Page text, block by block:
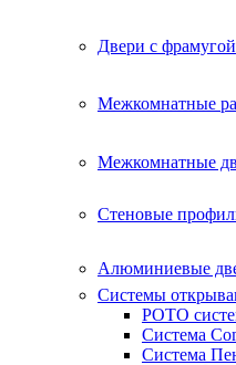
Двери с фрамугой
Межкомнатные
Межкомнатные
Стеновые
Алюминиевые
Системы
РОТО
Система
Система